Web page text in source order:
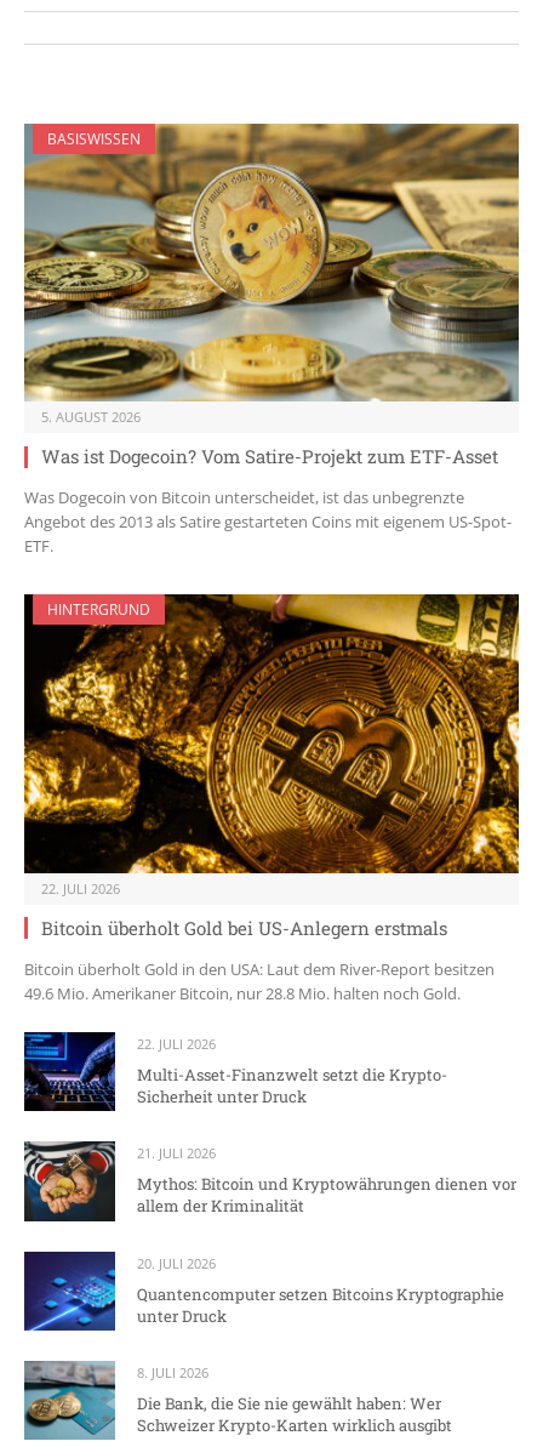
BASISWISSEN
5. AUGUST 2026
Was ist Dogecoin? Vom Satire-Projekt zum ETF-Asset
Was Dogecoin von Bitcoin unterscheidet, ist das unbegrenzte
Angebot des 2013 als Satire gestarteten Coins mit eigenem US-Spot-
ETF.
HINTERGRUND
22. JULI 2026
Bitcoin überholt Gold bei US-Anlegern erstmals
Bitcoin überholt Gold in den USA: Laut dem River-Report besitzen
49.6 Mio. Amerikaner Bitcoin, nur 28.8 Mio. halten noch Gold.
22. JULI 2026
Multi-Asset-Finanzwelt setzt die Krypto-
Sicherheit unter Druck
21. JULI 2026
Mythos: Bitcoin und Kryptowährungen dienen vor
allem der Kriminalität
20. JULI 2026
Quantencomputer setzen Bitcoins Kryptographie
unter Druck
8. JULI 2026
Die Bank, die Sie nie gewählt haben: Wer
Schweizer Krypto-Karten wirklich ausgibt